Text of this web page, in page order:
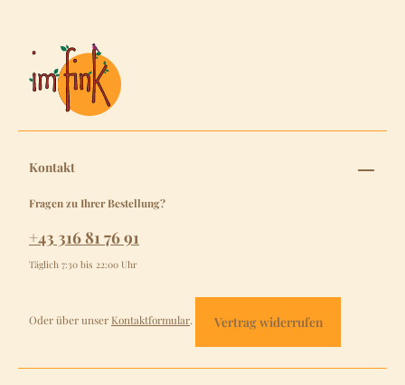
Kontakt
Fragen zu Ihrer Bestellung?
+43 316 81 76 91
Täglich 7:30 bis 22:00 Uhr
Oder über unser Kontaktformular. Vertrag widerrufen